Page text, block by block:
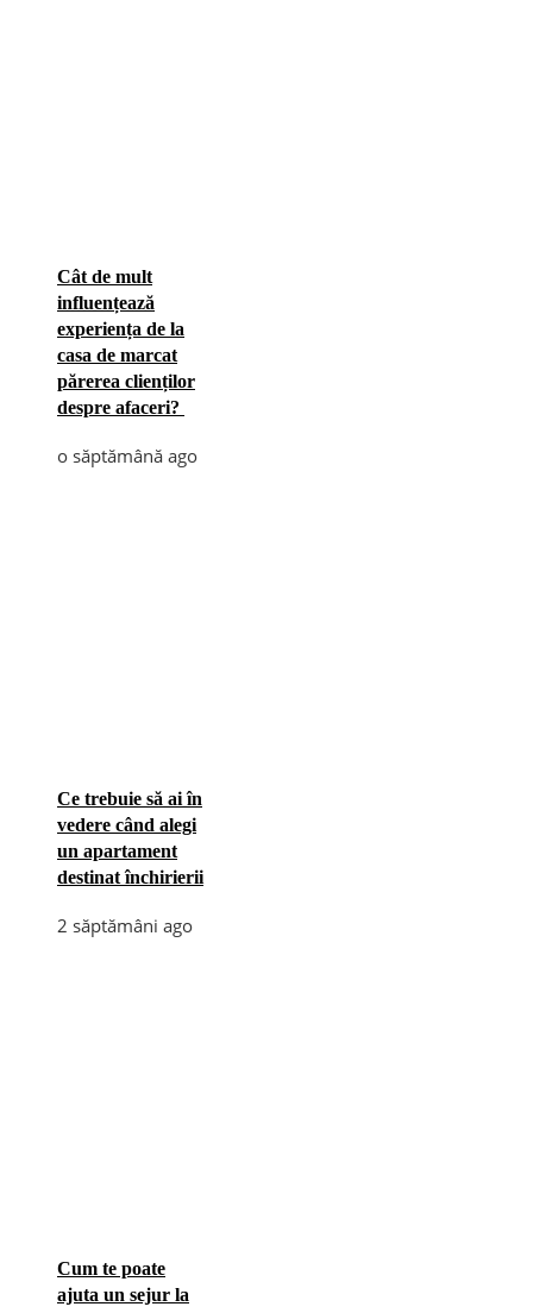
Cât de mult
influențează
experiența de la
casa de marcat
părerea clienților
despre afaceri?
o săptămână ago
Ce trebuie să ai în
vedere când alegi
un apartament
destinat închirierii
2 săptămâni ago
Cum te poate
ajuta un sejur la